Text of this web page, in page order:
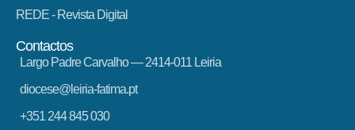
REDE - Revista Digital
Contactos
Largo Padre Carvalho — 2414-011 Leiria
diocese@leiria-fatima.pt
+351 244 845 030